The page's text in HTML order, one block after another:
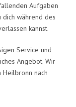
Aufgaben
dich während des
kannst.
Service und
Angebot. Wir
nach